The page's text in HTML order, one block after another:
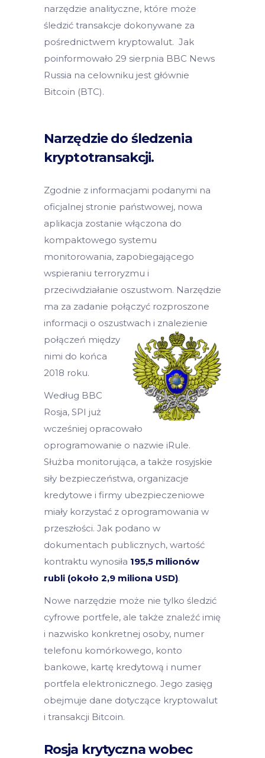
narzędzie analityczne, które może
śledzić transakcje dokonywane za
pośrednictwem kryptowalut. Jak
poinformowało 29 sierpnia BBC News
Russia na celowniku jest głównie
Bitcoin (BTC).
Narzędzie do śledzenia
kryptotransakcji.
Zgodnie z informacjami podanymi na
oficjalnej stronie państwowej, nowa
aplikacja zostanie włączona do
kompaktowego systemu
monitorowania, zapobiegającego
wspieraniu terroryzmu i
przeciwdziałanie oszustwom. Narzędzie
ma za zadanie połączyć rozproszone
informacji o oszustwach i znalezienie
połączeń między
nimi do końca
2018 roku.
Według BBC
Rosja, SPI już
wcześniej opracowało
oprogramowanie o nazwie iRule.
Służba monitorująca, a także rosyjskie
siły bezpieczeństwa, organizacje
kredytowe i firmy ubezpieczeniowe
miały korzystać z oprogramowania w
przeszłości. Jak podano w
dokumentach publicznych, wartość
kontraktu wynosiła 195,5 milionów
rubli (około 2,9 miliona USD).
Nowe narzędzie może nie tylko śledzić
cyfrowe portfele, ale także znaleźć imię
i nazwisko konkretnej osoby, numer
telefonu komórkowego, konto
bankowe, kartę kredytową i numer
portfela elektronicznego. Jego zasięg
obejmuje dane dotyczące kryptowalut
i transakcji Bitcoin.
Rosja krytyczna wobec